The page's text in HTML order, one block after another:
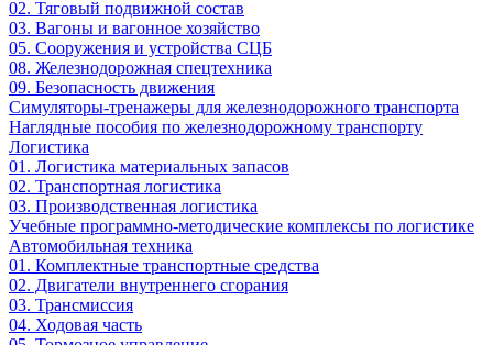
02. Тяговый подвижной состав
03. Вагоны и вагонное хозяйство
05. Сооружения и устройства СЦБ
08. Железнодорожная спецтехника
09. Безопасность движения
Симуляторы-тренажеры для железнодорожного транспорта
Наглядные пособия по железнодорожному транспорту
Логистика
01. Логистика материальных запасов
02. Транспортная логистика
03. Производственная логистика
Учебные программно-методические комплексы по логистике
Автомобильная техника
01. Комплектные транспортные средства
02. Двигатели внутреннего сгорания
03. Трансмиссия
04. Ходовая часть